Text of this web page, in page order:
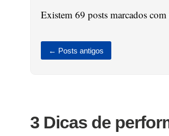
Existem 69 posts marcados com
← Posts antigos
3 Dicas de